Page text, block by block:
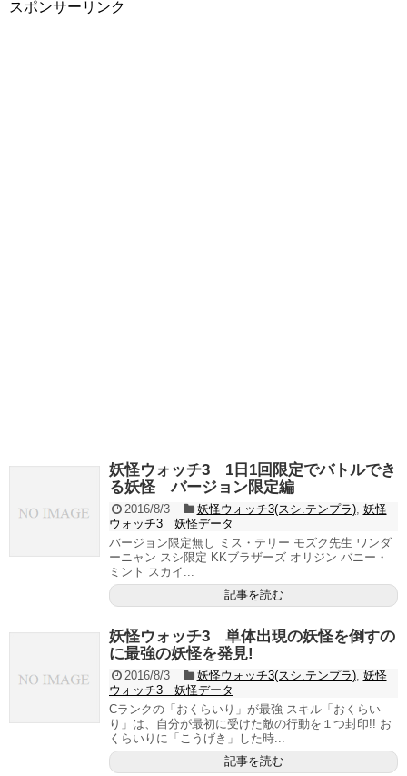
スポンサーリンク
妖怪ウォッチ3 1日1回限定でバトルでき
る妖怪 バージョン限定編
2016/8/3 妖怪ウォッチ3(スシ.テンプラ), 妖怪
ウォッチ3 妖怪データ
バージョン限定無し ミス・テリー モズク先生 ワンダ
ーニャン スシ限定 KKブラザーズ オリジン バニー・
ミント スカイ...
記事を読む
妖怪ウォッチ3 単体出現の妖怪を倒すの
に最強の妖怪を発見!
2016/8/3 妖怪ウォッチ3(スシ.テンプラ), 妖怪
ウォッチ3 妖怪データ
Cランクの「おくらいり」が最強 スキル「おくらい
り」は、自分が最初に受けた敵の行動を１つ封印!! お
くらいりに「こうげき」した時...
記事を読む